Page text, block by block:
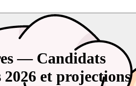
— Candidats
et projections